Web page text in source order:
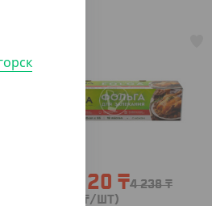
3 814.20 ₸4 238₸
₸/ШТ)